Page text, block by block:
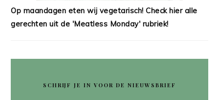
Op maandagen eten wij vegetarisch! Check hier alle
gerechten uit de 'Meatless Monday' rubriek!
SCHRIJF JE IN VOOR DE NIEUWSBRIEF